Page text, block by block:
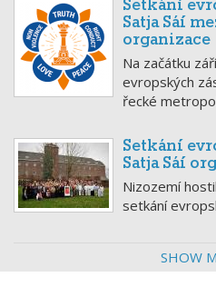
Setkání
Satja Sáí
organizace
Na začátku
evropských
řecké
Setkání
Satja Sáí
Nizozemí
setkání
SHOW